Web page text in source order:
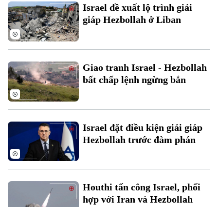
Chuyên mục
Thời sự
Hà Nội
Xã hội
An ninh trật tự
Công nghệ
Hà Nội
Người Hà Nội
Khoảnh khắc Hà Nội
Thế giới
Tin tức
Quân sự
Kinh tế
Tin tức
Tàu và Xe
Israel đề xuất lộ trình giải
giáp Hezbollah ở Liban
Giao tranh Israel - Hezbollah
bất chấp lệnh ngừng bắn
Israel đặt điều kiện giải giáp
Hezbollah trước đàm phán
Houthi tấn công Israel, phối
hợp với Iran và Hezbollah